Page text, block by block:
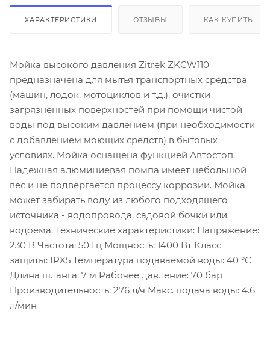
ХАРАКТЕРИСТИКИ ОТЗЫВЫ КАК КУПИТЬ
Мойка высокого давления Zitrek ZKCW110
предназначена для мытья транспортных средства
(машин, лодок, мотоциклов и т.д.), очистки
загрязненных поверхностей при помощи чистой
воды под высоким давлением (при необходимости
с добавлением моющих средств) в бытовых
условиях. Мойка оснащена функцией Автостоп.
Надежная алюминиевая помпа имеет небольшой
вес и не подвергается процессу коррозии. Мойка
может забирать воду из любого подходящего
источника - водопровода, садовой бочки или
водоема. Технические характеристики: Напряжение:
230 В Частота: 50 Гц Мощность: 1400 Вт Класс
защиты: IPX5 Температура подаваемой воды: 40 °C
Длина шланга: 7 м Рабочее давление: 70 бар
Производительность: 276 л/ч Макс. подача воды: 4.6
л/мин